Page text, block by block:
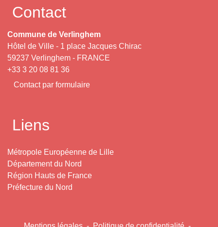
Contact
Commune de Verlinghem
Hôtel de Ville - 1 place Jacques Chirac
59237 Verlinghem - FRANCE
+33 3 20 08 81 36
Contact par formulaire
Liens
Métropole Européenne de Lille
Département du Nord
Région Hauts de France
Préfecture du Nord